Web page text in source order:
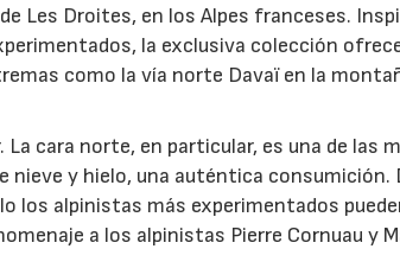
Les Droites, en los Alpes franceses.
la exclusiva colección
como la vía norte Davaï en la
cara norte, en particular, es una de las
y hielo, una auténtica consumición.
los alpinistas más experimentados
a los alpinistas Pierre Cornuau y
23/07/2026